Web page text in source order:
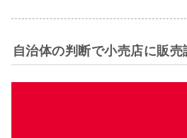
自治体の判断で小売店に販